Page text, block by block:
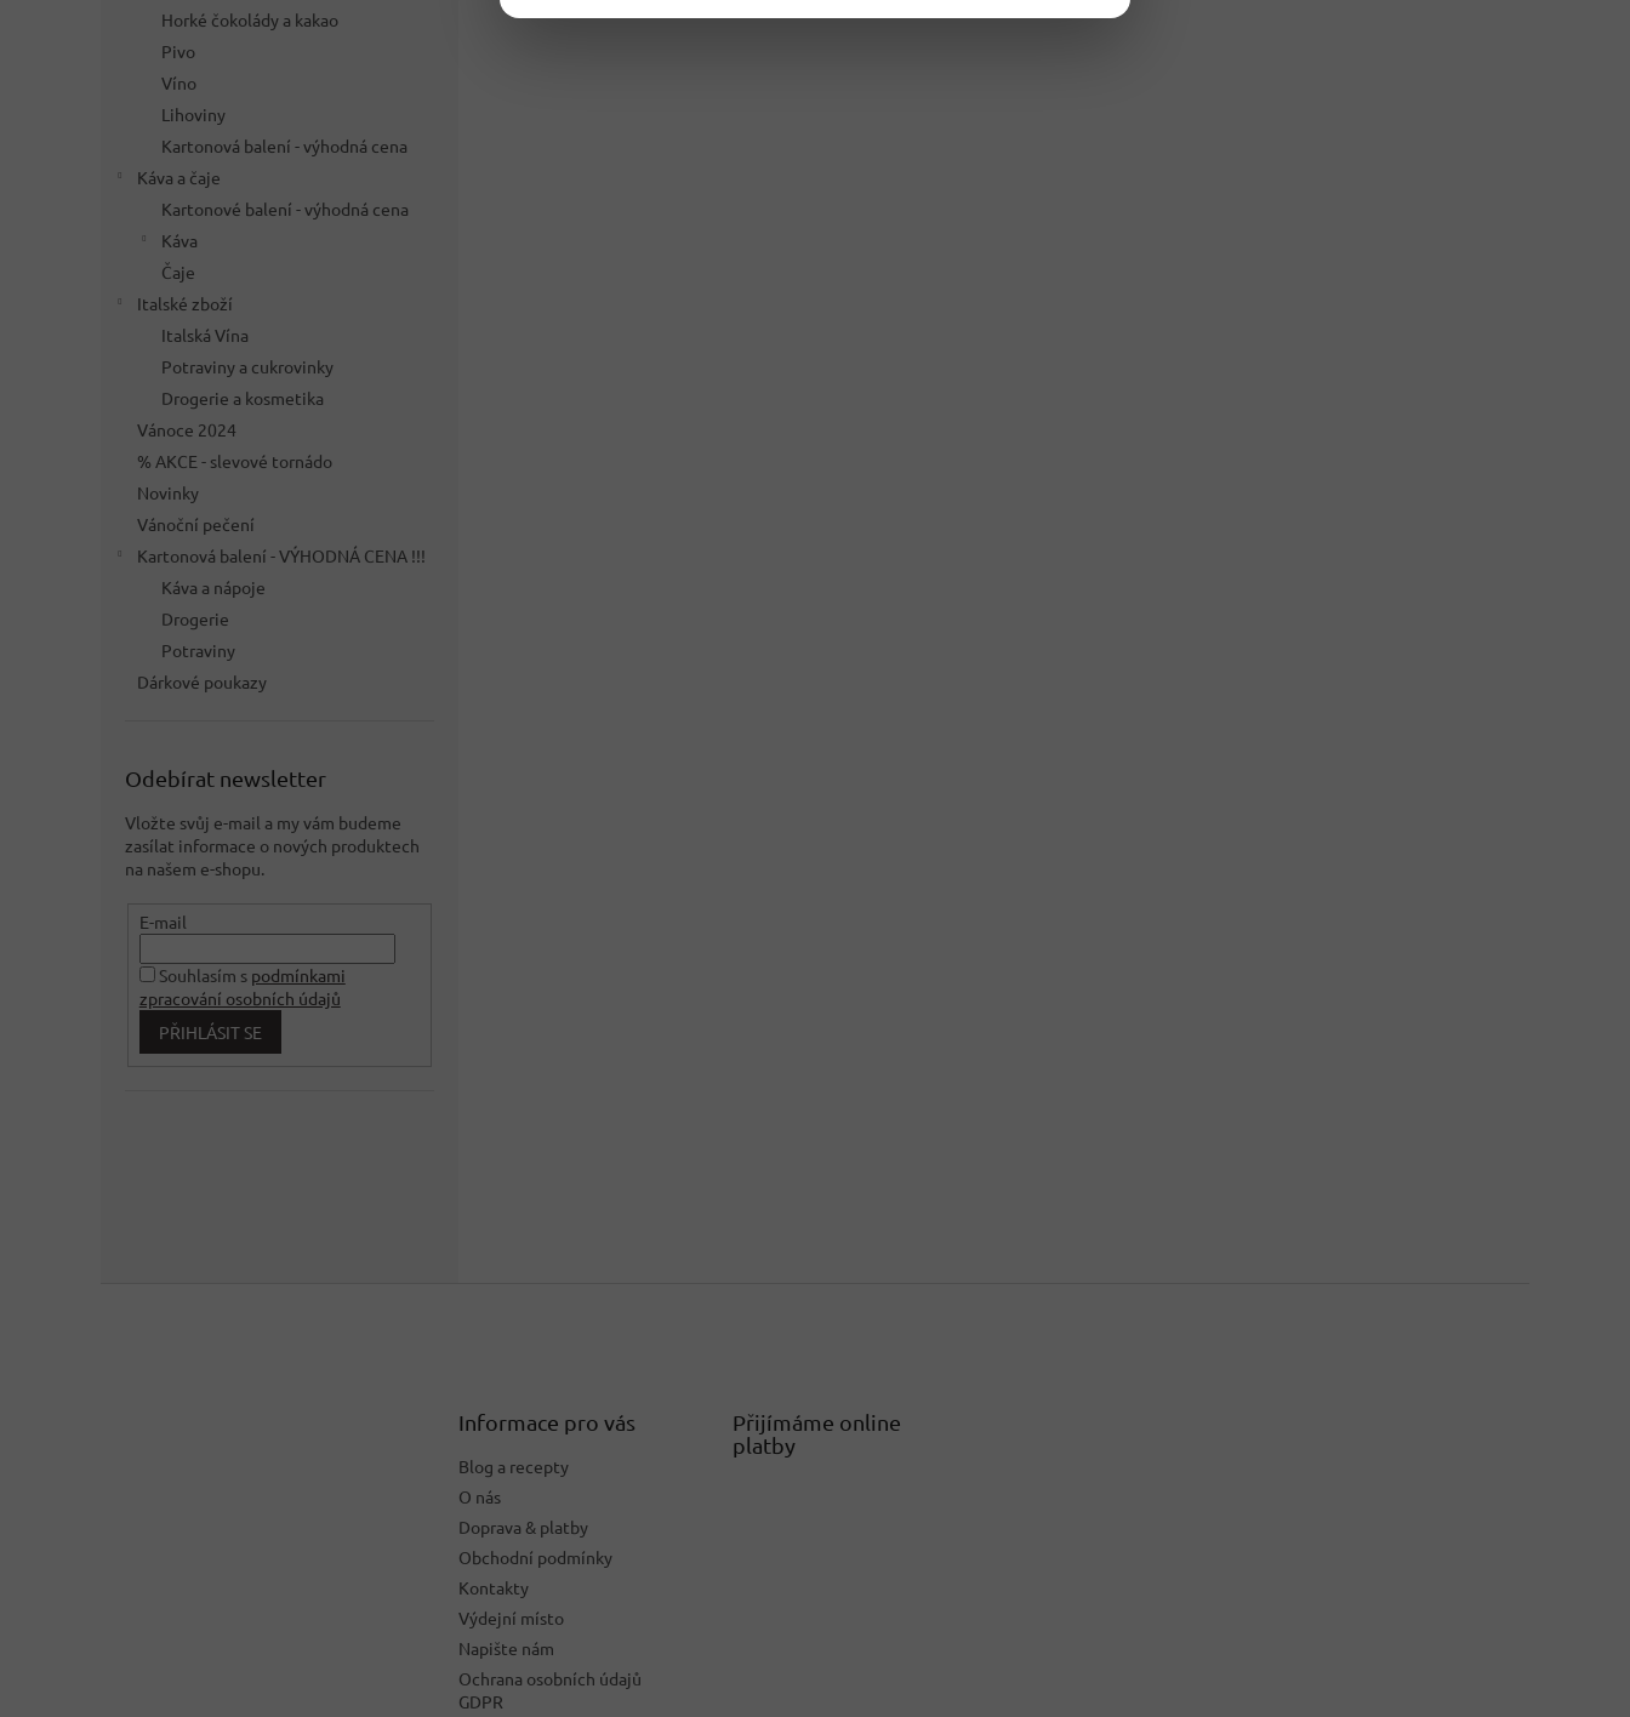
Horké čokolády a kakao
Pivo
Víno
Lihoviny
Kartonová balení - výhodná cena
Káva a čaje
Kartonové balení - výhodná cena
Káva
Čaje
Italské zboží
Italská Vína
Potraviny a cukrovinky
Drogerie a kosmetika
Vánoce 2024
% AKCE - slevové tornádo
Novinky
Vánoční pečení
Kartonová balení - VÝHODNÁ CENA !!!
Káva a nápoje
Drogerie
Potraviny
Dárkové poukazy
Odebírat newsletter
Vložte svůj e-mail a my vám budeme
zasílat informace o nových produktech
na našem e-shopu.
E-mail
Souhlasím s podmínkami
zpracování osobních údajů
PŘIHLÁSIT SE
Informace pro vás
Blog a recepty
O nás
Doprava & platby
Obchodní podmínky
Kontakty
Výdejní místo
Napište nám
Ochrana osobních údajů
GDPR
Přijímáme online
platby